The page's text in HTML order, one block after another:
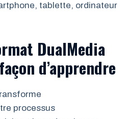
tablette, ordinateur
DualMedia
d’apprendre
processus